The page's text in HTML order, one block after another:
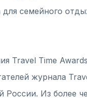
для семейного
Travel Time
журнала
России. Из более